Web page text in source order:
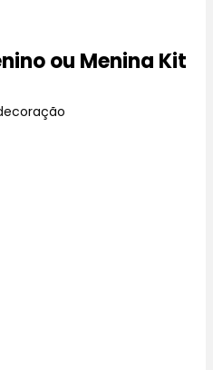
ou Menina Kit